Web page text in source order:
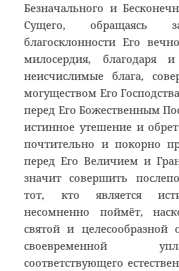
Безначального и
Сущего,
благосклонности Его
милосердия, благодаря
неисчислимые блага,
могуществом Его
перед Его Божественным
истинное утешение и
почтительно и покорно
перед Его Величием и
значит совершить
тот, кто является
несомненно поймёт,
святой и целесообразной
своевременной
соответствующего